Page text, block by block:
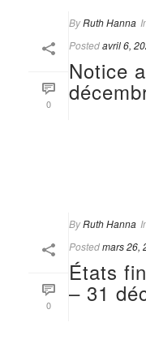
0
ByRuth Hanna
Postedavril 6,
Notice
0
ByRuth Hanna
Postedmars 26,
États
– 31